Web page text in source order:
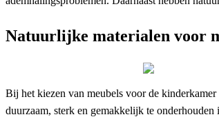
Natuurlijke materialen voor
Bij het kiezen van meubels voor de
duurzaam, sterk en gemakkelijk te